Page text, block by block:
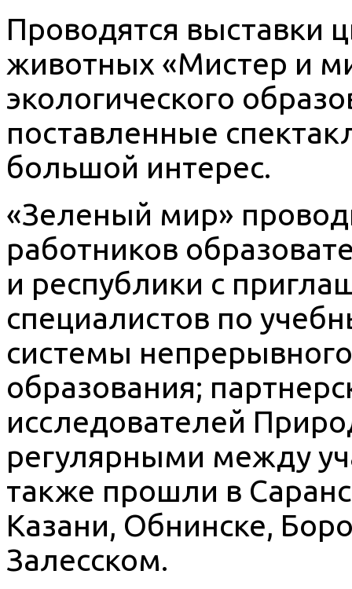
Проводятся выставки
животных «Мистер и
экологического
поставленные
большой интерес.
«Зеленый мир»
работников
и республики с
специалистов по
системы
образования;
исследователей
регулярными между
также прошли в
Казани, Обнинске,
Залесском.